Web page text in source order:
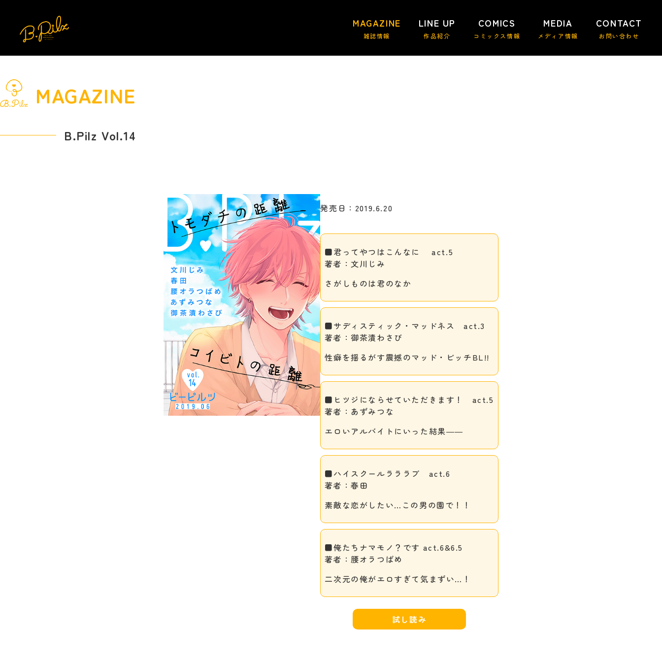
MAGAZINE
雑誌情報
LINE UP
作品紹介
COMICS
コミックス情報
MEDIA
メディア情報
CONTACT
お問い合わせ
MAGAZINE
B.Pilz Vol.14
発売日：2019.6.20
■君ってやつはこんなに act.5
著者：文川じみ
さがしものは君のなか
■サディスティック・マッドネス act.3
著者：御茶漬わさび
性癖を揺るがす震撼のマッド・ビッチBL!!
■ヒツジにならせていただきます！ act.5
著者：あずみつな
エロいアルバイトにいった結果――
■ハイスクールラララブ act.6
著者：春田
素敵な恋がしたい…この男の園で！！
■俺たちナマモノ？です act.6&6.5
著者：腰オラつばめ
二次元の俺がエロすぎて気まずい…！
試し読み